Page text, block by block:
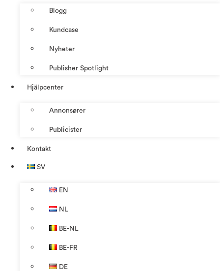
Blogg
Kundcase
Nyheter
Publisher Spotlight
Hjälpcenter
Annonsører
Publicister
Kontakt
SV
EN
NL
BE-NL
BE-FR
DE